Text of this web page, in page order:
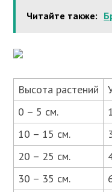
Читайте также:
Высота растений
0 – 5 см.
10 – 15 см.
20 – 25 см.
30 – 35 см.